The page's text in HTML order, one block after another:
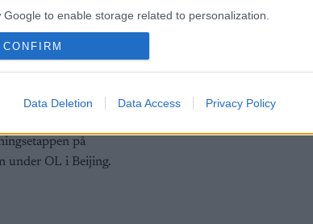
Google to enable storage related to personalization.
Google to enable storage related to security, including
and fraud prevention, and other user protection.
CONFIRM
Data Deletion Data Access Privacy Policy
–
å gå litt som
på
under OL i Beijing.